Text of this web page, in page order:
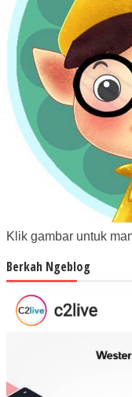
Klik gambar untuk
Berkah Ngeblog